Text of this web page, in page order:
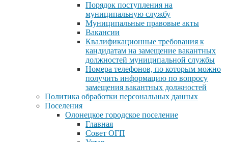
Порядок поступления на
муниципальную службу
Муниципальные правовые акты
Вакансии
Квалификационные требования к
кандидатам на замещение вакантных
должностей муниципальной службы
Номера телефонов, по которым можно
получить информацию по вопросу
замещения вакантных должностей
Политика обработки персональных данных
Поселения
Олонецкое городское поселение
Главная
Совет ОГП